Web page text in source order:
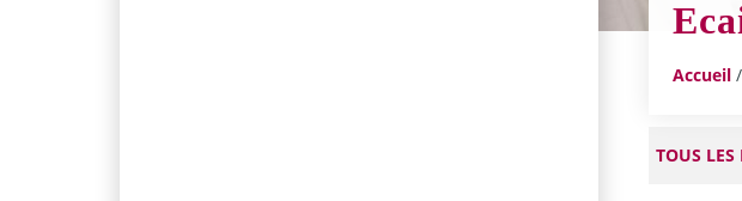
Accueil /
TOUS LES